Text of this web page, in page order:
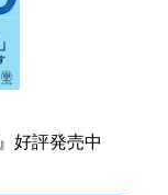
好評発売中